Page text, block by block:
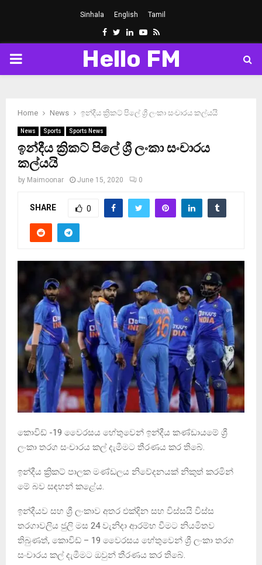
Sinhala English Tamil
Facebook
Twitter
LinkedinYoutube
Rss
PRIMARY
Hello FM
Home News ඉන්දීය ක්‍රිකට් පිලේ ශ්‍රී ලංකා සංචාරය කල්යයි
News Sports Sports News
ඉන්දීය ක්‍රිකට් පිලේ ශ්‍රී ලංකා සංචාරය
කල්යයි
by Maimoonar June 15, 2020 0
SHARE 0
කොවිඩ් -19 වෛරසය හේතුවෙන් ඉන්දීය කණ්ඩායමේ ශ්‍රී
ලංකා තරග සංචාරය කල් දැමීමට තීරණය කර තිබේ.
ඉන්දීය ක්‍රිකට් පාලක මණ්ඩලය නිවේදනයක් නිකුත් කරමින්
මේ බව සඳහන් කළේය.
ඉන්දීයව සහ ශ්‍රී ලංකාව අතර එක්දින සහ විස්සයි විස්ස
තරගාවලිය ජුලි මස 24 වැනිදා ආරම්භ වීමට නියමිතව
තිබුණත්, කොවිඩ් – 19 වෛරසය හේතුවෙන් ශ්‍රී ලංකා තරග
සංචාරය කල් දැමීමට ඔවුන් තීරණය කර තිබේ.